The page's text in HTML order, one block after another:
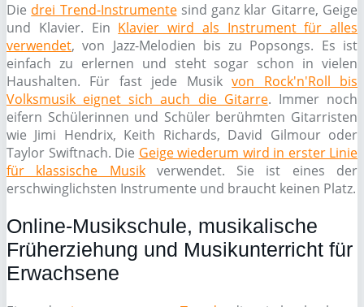
Die drei Trend-Instrumentesind ganz klar Gitarre, Geige
und Klavier. Ein Klavier wird als Instrument für alles
verwendet, von Jazz-Melodien bis zu Popsongs. Es ist
einfach zu erlernen und steht sogar schon in vielen
Haushalten. Für fast jede Musikvon Rock'n'Roll bis
Volksmusik eignet sich auch die Gitarre. Immer noch
eifern Schülerinnen und Schüler berühmten Gitarristen
wie Jimi Hendrix, Keith Richards, David Gilmour oder
Taylor Swiftnach. Die Geige wiederum wird in erster Linie
für klassische Musikverwendet. Sie ist eines der
erschwinglichsten Instrumente und braucht keinen Platz.
Online-Musikschule, musikalische
Früherziehung und Musikunterricht für
Erwachsene